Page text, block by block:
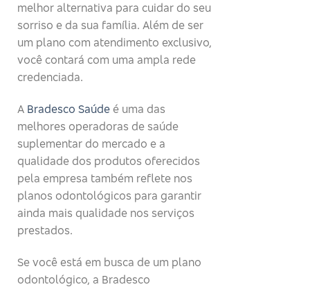
melhor alternativa para cuidar do seu
sorriso e da sua família. Além de ser
um plano com atendimento exclusivo,
você contará com uma ampla rede
credenciada.
A Bradesco Saúde é uma das
melhores operadoras de saúde
suplementar do mercado e a
qualidade dos produtos oferecidos
pela empresa também reflete nos
planos odontológicos para garantir
ainda mais qualidade nos serviços
prestados.
Se você está em busca de um plano
odontológico, a Bradesco